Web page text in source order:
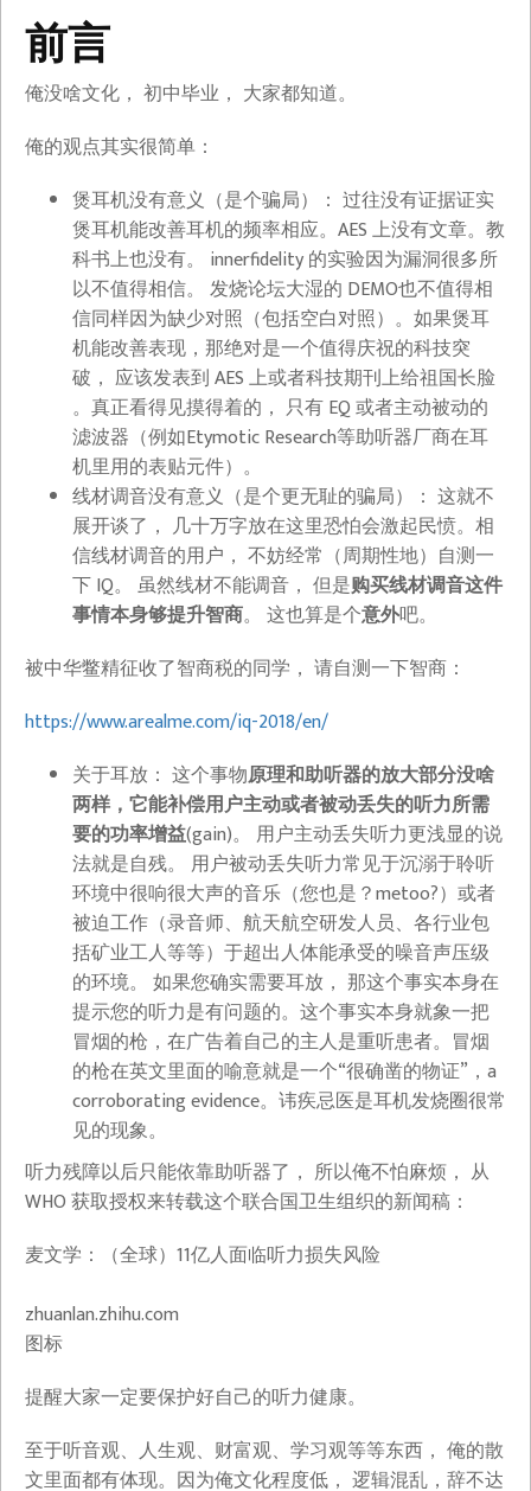
前言
俺没啥文化， 初中毕业， 大家都知道。
俺的观点其实很简单：
煲耳机没有意义（是个骗局）： 过往没有证据证实
煲耳机能改善耳机的频率相应。AES 上没有文章。教
科书上也没有。 innerfidelity 的实验因为漏洞很多所
以不值得相信。 发烧论坛大湿的 DEMO也不值得相
信同样因为缺少对照（包括空白对照）。如果煲耳
机能改善表现，那绝对是一个值得庆祝的科技突
破， 应该发表到 AES 上或者科技期刊上给祖国长脸
。真正看得见摸得着的， 只有 EQ 或者主动被动的
滤波器（例如Etymotic Research等助听器厂商在耳
机里用的表贴元件）。
线材调音没有意义（是个更无耻的骗局）： 这就不
展开谈了， 几十万字放在这里恐怕会激起民愤。相
信线材调音的用户， 不妨经常（周期性地）自测一
下 IQ。 虽然线材不能调音， 但是购买线材调音这件
事情本身够提升智商。 这也算是个意外吧。
被中华鳖精征收了智商税的同学， 请自测一下智商：
https://www.arealme.com/iq-2018/en/
关于耳放： 这个事物原理和助听器的放大部分没啥
两样，它能补偿用户主动或者被动丢失的听力所需
要的功率增益(gain)。 用户主动丢失听力更浅显的说
法就是自残。 用户被动丢失听力常见于沉溺于聆听
环境中很响很大声的音乐（您也是？metoo?）或者
被迫工作（录音师、航天航空研发人员、各行业包
括矿业工人等等）于超出人体能承受的噪音声压级
的环境。 如果您确实需要耳放， 那这个事实本身在
提示您的听力是有问题的。这个事实本身就象一把
冒烟的枪，在广告着自己的主人是重听患者。冒烟
的枪在英文里面的喻意就是一个“很确凿的物证”，a
corroborating evidence。讳疾忌医是耳机发烧圈很常
见的现象。
听力残障以后只能依靠助听器了， 所以俺不怕麻烦， 从
WHO 获取授权来转载这个联合国卫生组织的新闻稿：
麦文学：（全球）11亿人面临听力损失风险
zhuanlan.zhihu.com
图标
提醒大家一定要保护好自己的听力健康。
至于听音观、人生观、财富观、学习观等等东西， 俺的散
文里面都有体现。因为俺文化程度低， 逻辑混乱，辞不达